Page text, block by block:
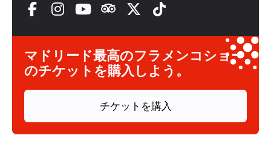
マドリード最高のフラメンコショー
のチケットを購入しよう。
チケットを購入